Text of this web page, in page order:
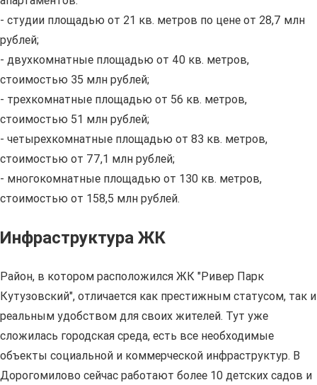
- студии площадью от 21 кв. метров по цене от 28,7 млн
рублей;
- двухкомнатные площадью от 40 кв. метров,
стоимостью 35 млн рублей;
- трехкомнатные площадью от 56 кв. метров,
стоимостью 51 млн рублей;
- четырехкомнатные площадью от 83 кв. метров,
стоимостью от 77,1 млн рублей;
- многокомнатные площадью от 130 кв. метров,
стоимостью от 158,5 млн рублей.
Инфраструктура ЖК
Район, в котором расположился ЖК "Ривер Парк
Кутузовский", отличается как престижным статусом, так и
реальным удобством для своих жителей. Тут уже
сложилась городская среда, есть все необходимые
объекты социальной и коммерческой инфраструктур. В
Дорогомилово сейчас работают более 10 детских садов и